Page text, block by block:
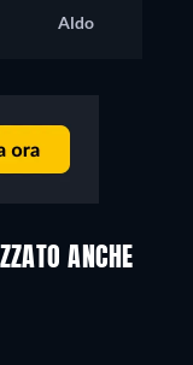
Aldo
ANCHE